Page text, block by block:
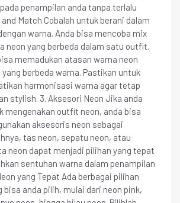
penampilan anda tanpa terlalu
and Match Cobalah untuk berani dalam
warna. Anda bisa mencoba mix
neon yang berbeda dalam satu outfit.
memadukan atasan warna neon
yang berbeda warna. Pastikan untuk
harmonisasi warna agar tetap
stylish. 3. Aksesori Neon Jika anda
mengenakan outfit neon, anda bisa
aksesoris neon sebagai
tas neon, sepatu neon, atau
neon dapat menjadi pilihan yang tepat
sentuhan warna dalam penampilan
yang Tepat Ada berbagai pilihan
bisa anda pilih, mulai dari neon pink,